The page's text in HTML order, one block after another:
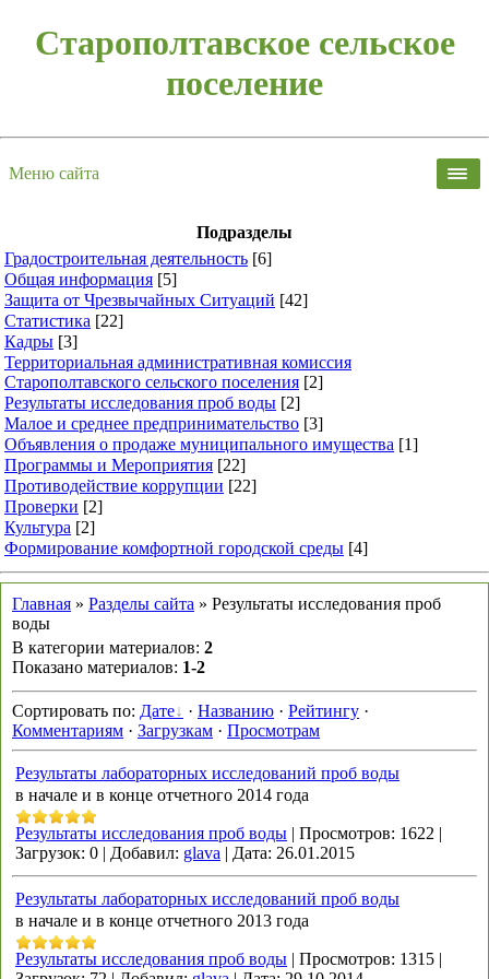
Старополтавское сельское
поселение
Меню сайта
Подразделы
Градостроительная деятельность [6]
Общая информация [5]
Защита от Чрезвычайных Ситуаций [42]
Статистика [22]
Кадры [3]
Территориальная административная комиссия
Старополтавского сельского поселения [2]
Результаты исследования проб воды [2]
Малое и среднее предпринимательство [3]
Объявления о продаже муниципального имущества [1]
Программы и Мероприятия [22]
Противодействие коррупции [22]
Проверки [2]
Культура [2]
Формирование комфортной городской среды [4]
Главная » Разделы сайта » Результаты исследования проб
воды
В категории материалов: 2
Показано материалов: 1-2
Сортировать по: Дате · Названию · Рейтингу ·
Комментариям · Загрузкам · Просмотрам
Результаты лабораторных исследований проб воды
в начале и в конце отчетного 2014 года
Результаты исследования проб воды | Просмотров: 1622 |
Загрузок: 0 | Добавил: glava | Дата: 26.01.2015
Результаты лабораторных исследований проб воды
в начале и в конце отчетного 2013 года
Результаты исследования проб воды | Просмотров: 1315 |